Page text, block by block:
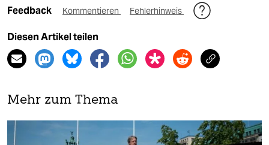
Feedback Kommentieren Fehlerhinweis
Diesen Artikel teilen
Mehr zum Thema